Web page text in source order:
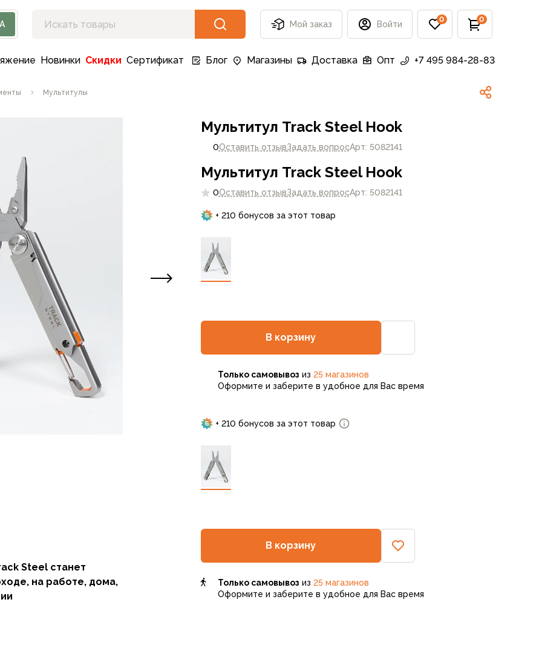
Мой заказ Войти 0 0
Новинки Скидки Сертификат Блог Магазины Доставка Опт +7 495 984-28-83
Мультитулы
Steel станет
на работе, дома,
+ 210 бонусов за этот товар
Мультитул Track Steel Hook
В корзину
0Оставить отзывЗадать вопросАрт: 5082141
Только самовывоз из 25 магазинов
Оформите и заберите в удобное для Вас время
+ 210 бонусов за этот товар
Мультитул Track Steel Hook
В корзину
0Оставить отзывЗадать вопросАрт: 5082141
Только самовывоз из 25 магазинов
Оформите и заберите в удобное для Вас время